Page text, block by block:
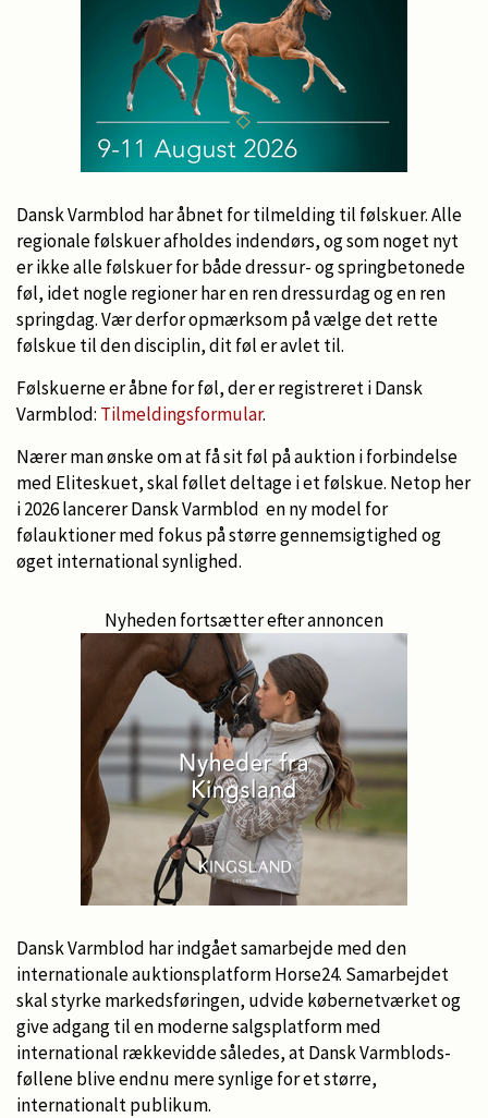
Dansk Varmblod har åbnet for tilmelding til følskuer. Alle
regionale følskuer afholdes indendørs, og som noget nyt
er ikke alle følskuer for både dressur- og springbetonede
føl, idet nogle regioner har en ren dressurdag og en ren
springdag. Vær derfor opmærksom på vælge det rette
følskue til den disciplin, dit føl er avlet til.
Følskuerne er åbne for føl, der er registreret i Dansk
Varmblod: Tilmeldingsformular.
Nærer man ønske om at få sit føl på auktion i forbindelse
med Eliteskuet, skal føllet deltage i et følskue. Netop her
i 2026 lancerer Dansk Varmblod en ny model for
følauktioner med fokus på større gennemsigtighed og
øget international synlighed.
Nyheden fortsætter efter annoncen
Dansk Varmblod har indgået samarbejde med den
internationale auktionsplatform Horse24. Samarbejdet
skal styrke markedsføringen, udvide købernetværket og
give adgang til en moderne salgsplatform med
international rækkevidde således, at Dansk Varmblods-
føllene blive endnu mere synlige for et større,
internationalt publikum.